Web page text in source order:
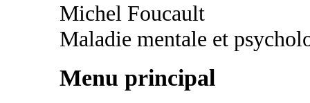
Michel Foucault
Maladie mentale et
Menu principal